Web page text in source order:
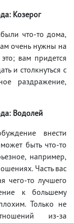
Козерог
что-то дома,
очень нужны на
вам придется
и столкнуться с
раздражение,
Водолей
внести
быть что-то
например,
Часть вас
чего-то лучшего
к большему
Только не
из-за